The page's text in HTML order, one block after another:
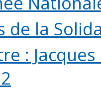
de la
: